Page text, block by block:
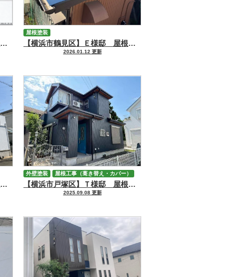
【横浜市鶴見区】Ｒ様邸 屋根カバー【オークリッジスーパー】・シーリング工事 【横浜市鶴見区】Ｅ様邸 屋根塗装工事
2026.01.12 更新
屋根塗装
【横浜市鶴見区】Ａ様邸 屋根外壁塗装、ベランダ防水工事 【横浜市戸塚区】Ｔ様邸 屋根カバー・外壁塗装工事
2025.09.08 更新
外壁塗装 屋根工事（葺き替え・カバー）